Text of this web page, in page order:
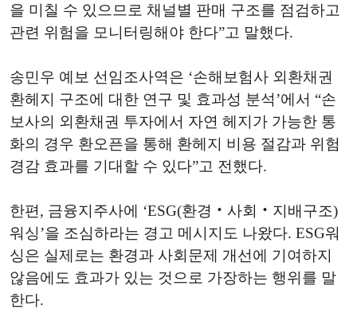
을 미칠 수 있으므로 채널별 판매 구조를 점검하고
관련 위험을 모니터링해야 한다”고 말했다.
송민우 예보 선임조사역은 ‘손해보험사 외환채권
환헤지 구조에 대한 연구 및 효과성 분석’에서 “손
보사의 외환채권 투자에서 자연 헤지가 가능한 통
화의 경우 환오픈을 통해 환헤지 비용 절감과 위험
경감 효과를 기대할 수 있다”고 전했다.
한편, 금융지주사에 ‘ESG(환경‧사회‧지배구조)
워싱’을 조심하라는 경고 메시지도 나왔다. ESG워
싱은 실제로는 환경과 사회문제 개선에 기여하지
않음에도 효과가 있는 것으로 가장하는 행위를 말
한다.